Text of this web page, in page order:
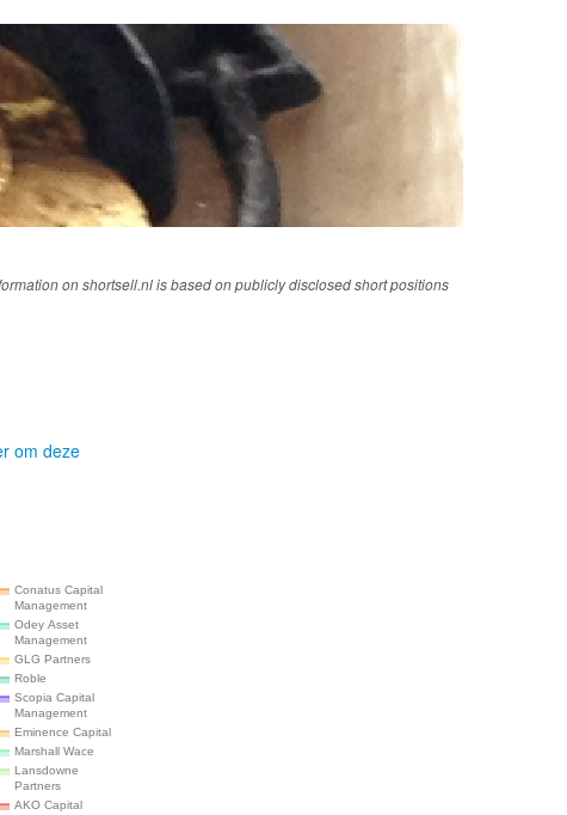
on shortsell.nl is based on publicly disclosed short positions
om deze
Conatus Capital
Management
Odey Asset
Management
GLG Partners
Roble
Scopia Capital
Management
Eminence Capital
Marshall Wace
Lansdowne
Partners
AKO Capital